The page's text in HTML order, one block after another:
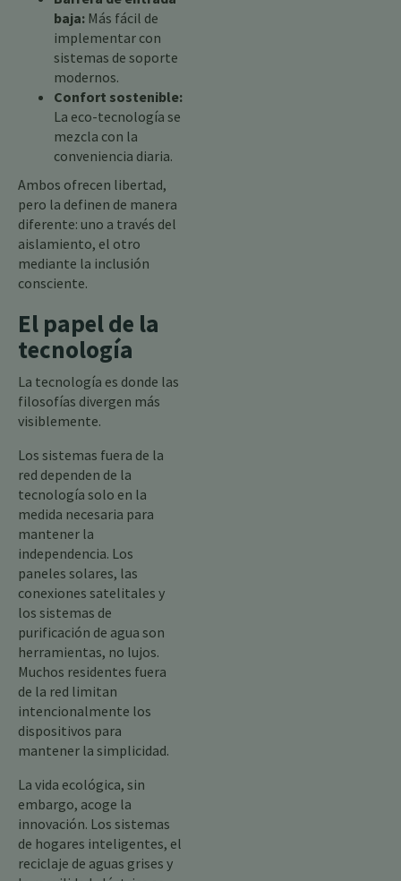
baja: Más fácil de
implementar con
sistemas de soporte
modernos.
Confort sostenible:
La eco-tecnología se
mezcla con la
conveniencia diaria.
Ambos ofrecen libertad,
pero la definen de manera
diferente: uno a través del
aislamiento, el otro
mediante la inclusión
consciente.
El papel de la
tecnología
La tecnología es donde las
filosofías divergen más
visiblemente.
Los sistemas fuera de la
red dependen de la
tecnología solo en la
medida necesaria para
mantener la
independencia. Los
paneles solares, las
conexiones satelitales y
los sistemas de
purificación de agua son
herramientas, no lujos.
Muchos residentes fuera
de la red limitan
intencionalmente los
dispositivos para
mantener la simplicidad.
La vida ecológica, sin
embargo, acoge la
innovación. Los sistemas
de hogares inteligentes, el
reciclaje de aguas grises y